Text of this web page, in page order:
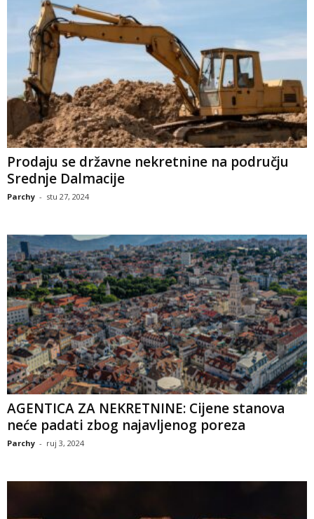
Prodaju se državne nekretnine na području
Srednje Dalmacije
Parchy - stu 27, 2024
AGENTICA ZA NEKRETNINE: Cijene stanova
neće padati zbog najavljenog poreza
Parchy - ruj 3, 2024